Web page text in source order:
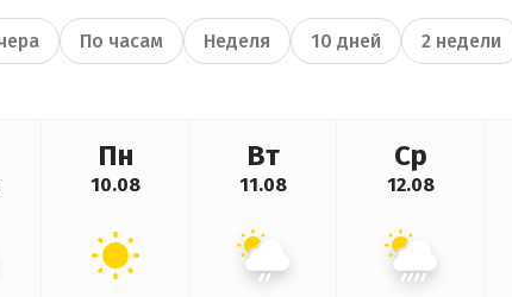
По часам Неделя 10 дней 2 недели
Пн
10.08
Вт
11.08
Ср
12.08